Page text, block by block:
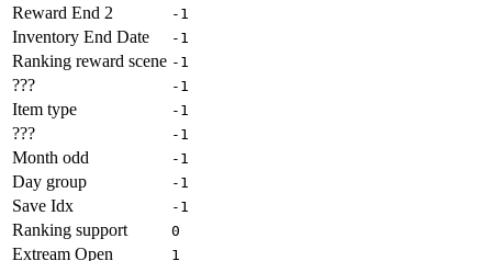
Reward End 2 -1
Inventory End Date -1
Ranking reward scene -1
??? -1
Item type -1
??? -1
Month odd -1
Day group -1
Save Idx -1
Ranking support 0
Extream Open 1